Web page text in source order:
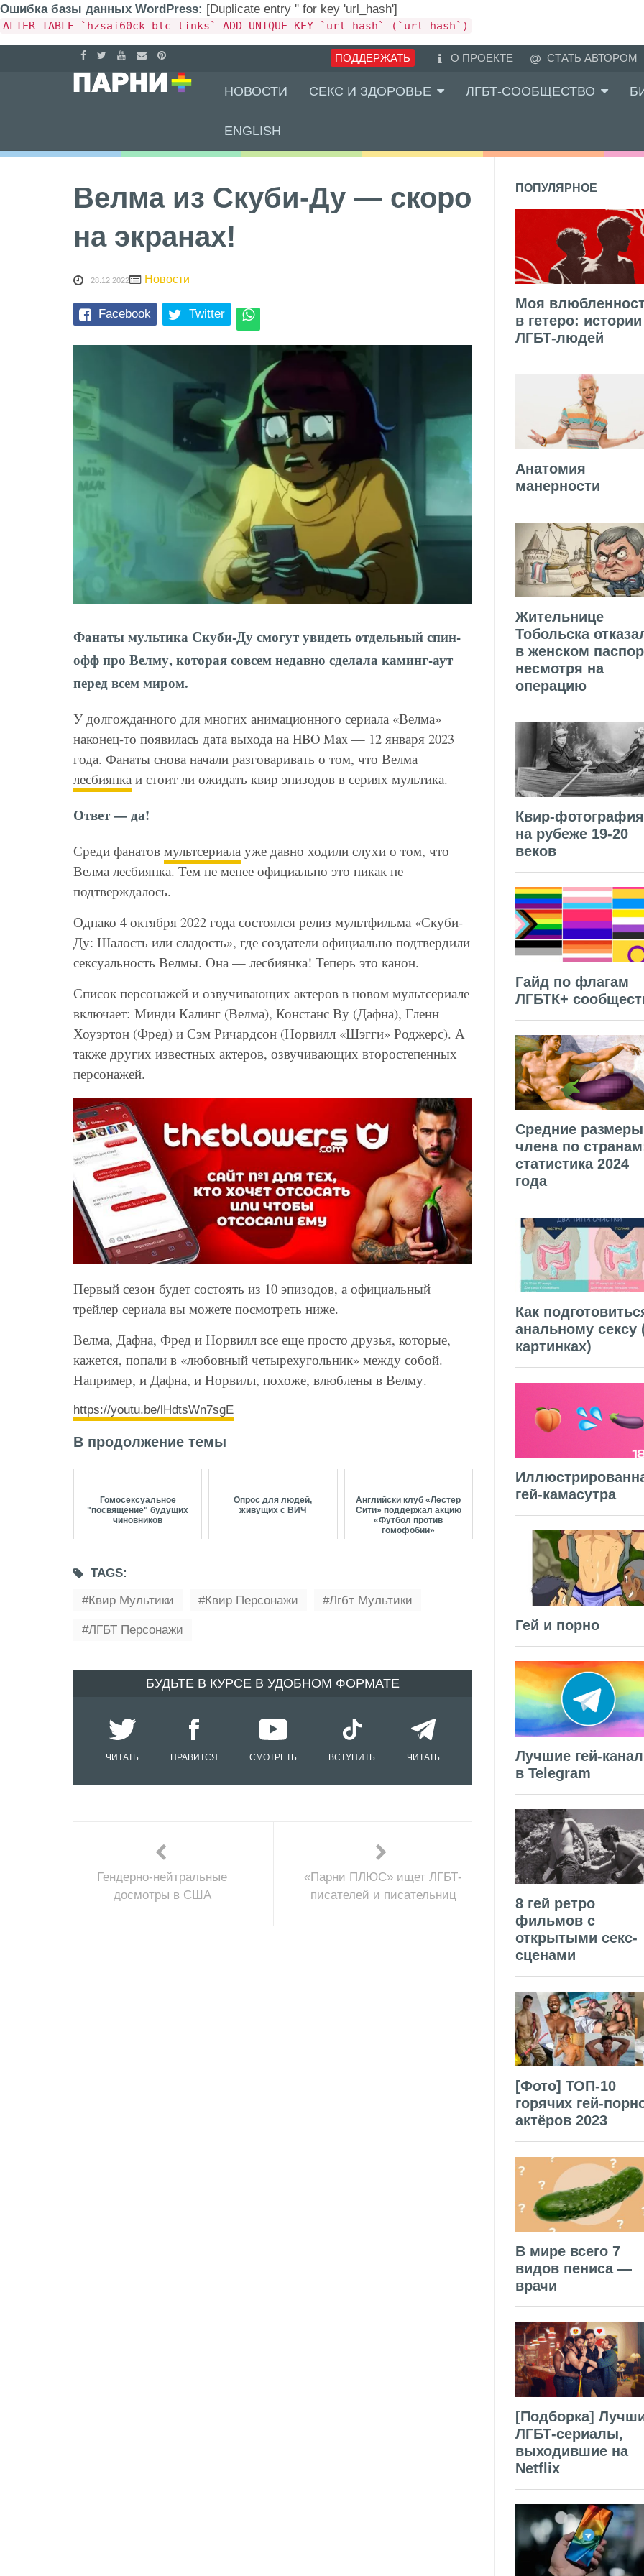
Ошибка базы данных WordPress: [Duplicate entry '' for key 'url_hash']
ALTER TABLE `hzsai60ck_blc_links` ADD UNIQUE KEY `url_hash` (`url_hash`)
ПОДДЕРЖАТЬ О ПРОЕКТЕ СТАТЬ АВТОРОМ
НОВОСТИ СЕКС И ЗДОРОВЬЕ ЛГБТ-СООБЩЕСТВО
ENGLISH
Велма из Скуби-Ду — скоро
на экранах!
28.12.2022 Новости
Facebook Twitter
Фанаты мультика Скуби-Ду смогут увидеть отдельный спин-
офф про Велму, которая совсем недавно сделала каминг-аут
перед всем миром.
У долгожданного для многих анимационного сериала «Велма»
наконец-то появилась дата выхода на HBO Max — 12 января 2023
года. Фанаты снова начали разговаривать о том, что Велма
лесбиянка и стоит ли ожидать квир эпизодов в сериях мультика.
Ответ — да!
Среди фанатов мультсериала уже давно ходили слухи о том, что
Велма лесбиянка. Тем не менее официально это никак не
подтверждалось.
Однако 4 октября 2022 года состоялся релиз мультфильма «Скуби-
Ду: Шалость или сладость», где создатели официально подтвердили
сексуальность Велмы. Она — лесбиянка! Теперь это канон.
Список персонажей и озвучивающих актеров в новом мультсериале
включает: Минди Калинг (Велма), Констанс Ву (Дафна), Гленн
Хоуэртон (Фред) и Сэм Ричардсон (Норвилл «Шэгги» Роджерс). А
также других известных актеров, озвучивающих второстепенных
персонажей.
Первый сезон будет состоять из 10 эпизодов, а официальный
трейлер сериала вы можете посмотреть ниже.
Велма, Дафна, Фред и Норвилл все еще просто друзья, которые,
кажется, попали в «любовный четырехугольник» между собой.
Например, и Дафна, и Норвилл, похоже, влюблены в Велму.
https://youtu.be/lHdtsWn7sgE
В продолжение темы
Гомосексуальное
"посвящение" будущих
чиновников
Опрос для людей,
живущих с ВИЧ
Английски клуб «Лестер
Сити» поддержал акцию
«Футбол против
гомофобии»
TAGS:
Квир Мультики
Квир Персонажи Лгбт Мультики
ЛГБТ Персонажи
БУДЬТЕ В КУРСЕ В УДОБНОМ ФОРМАТЕ
ЧИТАТЬ НРАВИТСЯ СМОТРЕТЬ ВСТУПИТЬ ЧИТАТЬ
Гендерно-нейтральные
досмотры в США
«Парни ПЛЮС» ищет ЛГБТ-
писателей и писательниц
ПОПУЛЯРНОЕ
Моя
в гетеро: истории
ЛГБТ-людей
Анатомия
манерности
Жительнице
Тобольска
в женском
несмотря на
операцию
Квир-фотография
на рубеже 19-20
веков
Гайд по флагам
ЛГБТК+
Средние размеры
члена по
статистика 2024
года
Как
анальному сексу
картинках)
гей-камасутра
Гей и порно
Лучшие гей-
в Telegram
8 гей ретро
фильмов с
открытыми секс-
сценами
[Фото] ТОП-10
горячих гей-
актёров 2023
В мире всего 7
видов пениса —
врачи
[Подборка]
ЛГБТ-сериалы,
выходившие на
Netflix